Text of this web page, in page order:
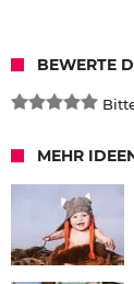
BEWERTE
MEHR